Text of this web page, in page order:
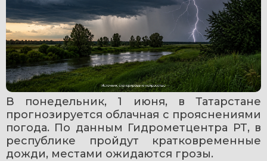
В понедельник, 1 июня, в Татарстане
прогнозируется облачная с прояснениями
погода. По данным Гидрометцентра РТ, в
республике пройдут кратковременные
дожди, местами ожидаются грозы.